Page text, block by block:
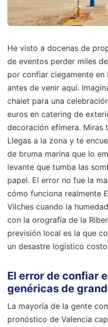
He visto a docenas de
de eventos perder miles
por confiar ciegamente
antes de venir aquí.
chalet para una
euros en catering de
decoración efímera. Miras
Llegas a la zona y te
de bruma marina que lo
levante que tumba las
papel. El error no fue la
cómo funciona realmente
Vilches cuando la
con la orografía de la
previsión local es la que
un desastre logístico
El error de confiar
genéricas de
La mayoría de la gente
pronóstico de Valencia